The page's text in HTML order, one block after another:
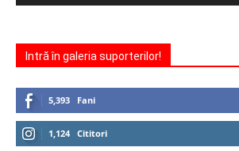
Intră în galeria suporterilor!
5,393 Fani
1,124 Cititori